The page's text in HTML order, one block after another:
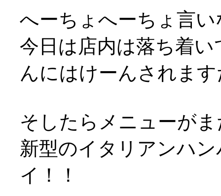
へーちょへーちょ言
今日は店内は落ち着
んにはけーんされます
そしたらメニューが
新型のイタリアンハ
イ！！